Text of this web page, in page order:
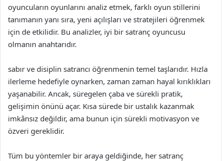
oyuncuların oyunlarını analiz etmek, farklı oyun stillerini
tanımanın yanı sıra, yeni açılışları ve stratejileri öğrenmek
için de etkilidir. Bu analizler, iyi bir satranç oyuncusu
olmanın anahtarıdır.
sabır ve disiplin satrancı öğrenmenin temel taşlarıdır. Hızla
ilerleme hedefiyle oynarken, zaman zaman hayal kırıklıkları
yaşanabilir. Ancak, süregelen çaba ve sürekli pratik,
gelişimin önünü açar. Kısa sürede bir ustalık kazanmak
imkânsız değildir, ama bunun için sürekli motivasyon ve
özveri gereklidir.
Tüm bu yöntemler bir araya geldiğinde, her satranç